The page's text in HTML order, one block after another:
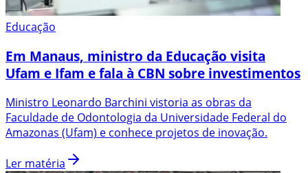
Educação
Em Manaus, ministro da Educação visita
Ufam e Ifam e fala à CBN sobre investimentos
Ministro Leonardo Barchini vistoria as obras da
Faculdade de Odontologia da Universidade Federal do
Amazonas (Ufam) e conhece projetos de inovação.
Ler matéria